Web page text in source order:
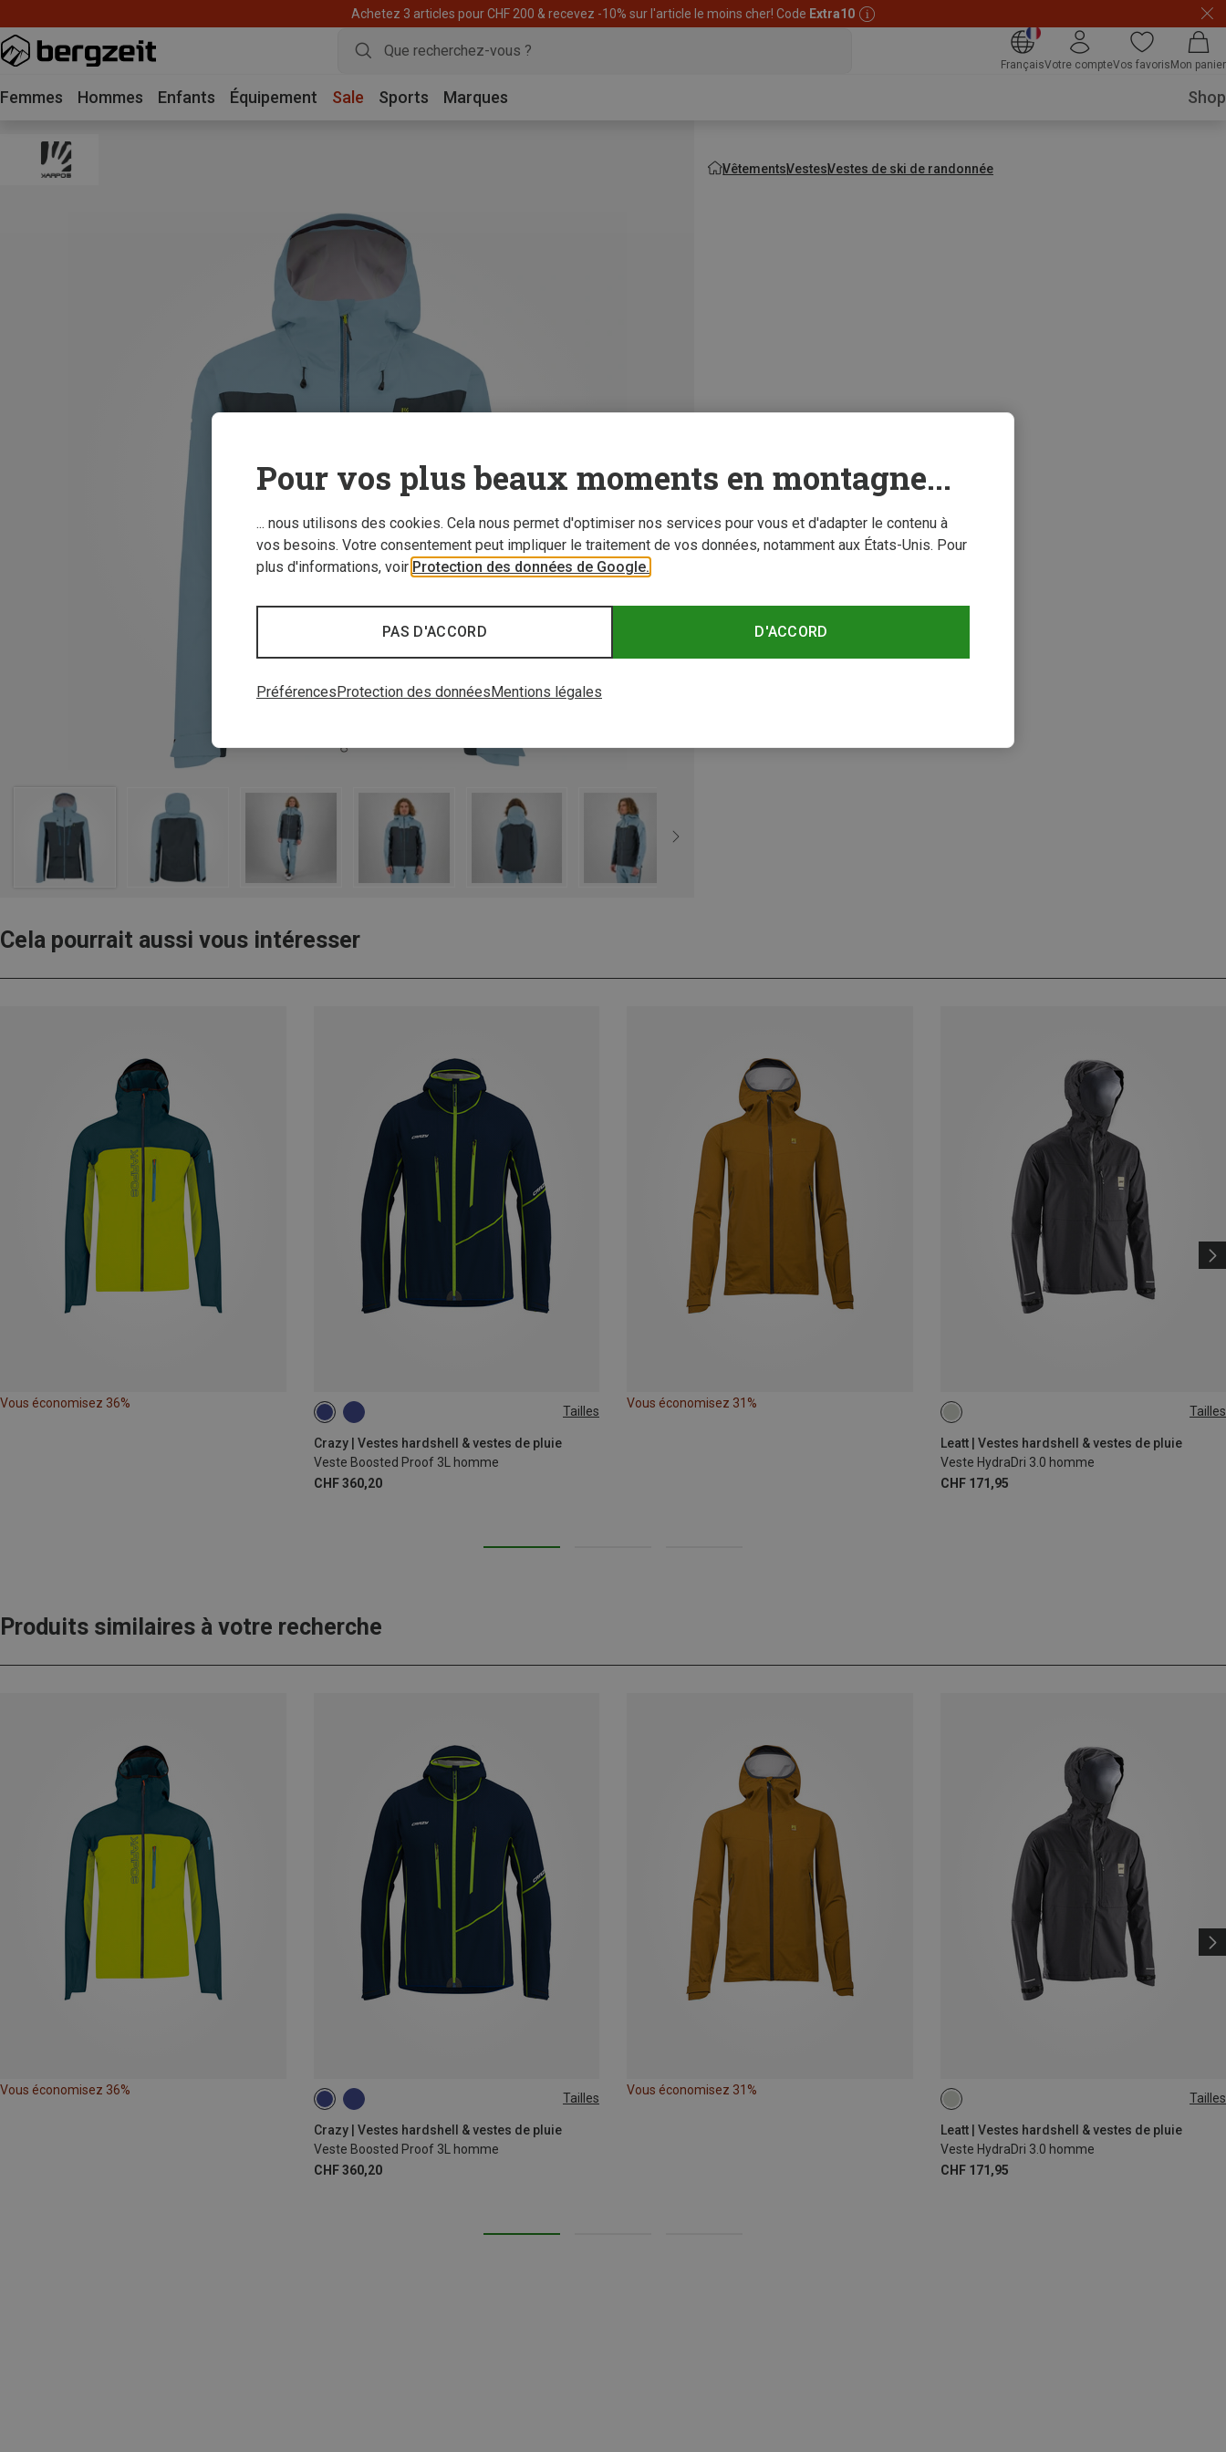
Achetez 3 articles pour CHF 200 & recevez -10% sur l'article le moins cher! Code Extra10
FrançaisVotre compteVos favoris Mon panier
Femmes Hommes Enfants Équipement Sale Sports Marques Shop
VêtementsVestesVestes de ski de randonnée
Cela pourrait aussi vous intéresser
Vous économisez 36%
Tailles
Crazy | Vestes hardshell & vestes de pluie
Veste Boosted Proof 3L homme
CHF 360,20
M L
Vous économisez 31%
Tailles
Leatt | Vestes hardshell & vestes de pluie
Veste HydraDri 3.0 homme
CHF 171,95
S
Produits similaires à votre recherche
Vous économisez 36%
Tailles
Crazy | Vestes hardshell & vestes de pluie
Veste Boosted Proof 3L homme
CHF 360,20
M L
Vous économisez 31%
Tailles
Leatt | Vestes hardshell & vestes de pluie
Veste HydraDri 3.0 homme
CHF 171,95
S
Pour vos plus beaux moments en montagne...
... nous utilisons des cookies. Cela nous permet d'optimiser nos services pour vous et d'adapter le contenu à
vos besoins. Votre consentement peut impliquer le traitement de vos données, notamment aux États-Unis. Pour
plus d'informations, voir Protection des données de Google.
D'ACCORD
PAS D'ACCORD
PréférencesProtection des donnéesMentions légales